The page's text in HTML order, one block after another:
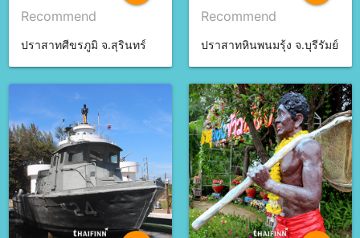
Recommend
ปราสาทศีขรภูมิ จ.สุรินทร์
Recommend
ปราสาทหินพนมรุ้ง จ.บุรีรัมย์